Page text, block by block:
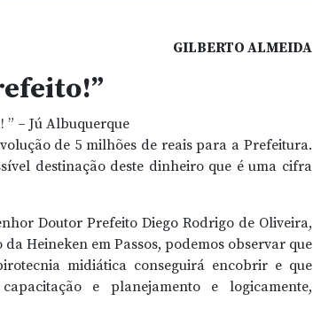
GILBERTO ALMEIDA
– Jú Albuquerque
de 5 milhões de reais para a Prefeitura.
destinação deste dinheiro que é uma cifra
Doutor Prefeito Diego Rodrigo de Oliveira,
Heineken em Passos, podemos observar que
midiática conseguirá encobrir e que
e planejamento e logicamente,